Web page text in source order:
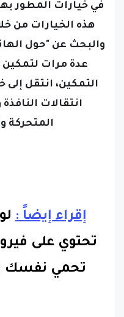
في خيارات المطور
هذه الخيارات من
والبحث عن "حول
عدة مرات لتمكين
التمكين، انتقل
انتقالات
المتحركة
إقراء إيضاً :
تحتوي على
تحمي نفسك